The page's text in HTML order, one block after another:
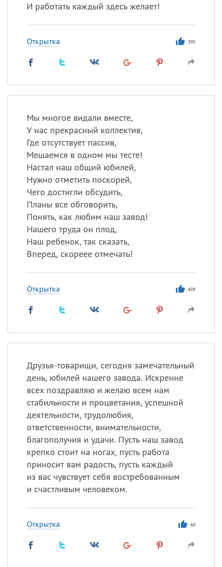
И работать каждый здесь желает!
Открытка 395
Мы многое видали вместе,
У нас прекрасный коллектив,
Где отсутствует пассив,
Мешаемся в одном мы тесте!
Настал наш общий юбилей,
Нужно отметить поскорей,
Чего достигли обсудить,
Планы все обговорить,
Понять, как любим наш завод!
Нашего труда он плод,
Наш ребенок, так сказать,
Вперед, скореее отмечать!
Открытка 439
Друзья-товарищи, сегодня замечательный
день, юбилей нашего завода. Искренне
всех поздравляю и желаю всем нам
стабильности и процветания, успешной
деятельности, трудолюбия,
ответственности, внимательности,
благополучия и удачи. Пусть наш завод
крепко стоит на ногах, пусть работа
приносит вам радость, пусть каждый
из вас чувствует себя востребованным
и счастливым человеком.
Открытка 60